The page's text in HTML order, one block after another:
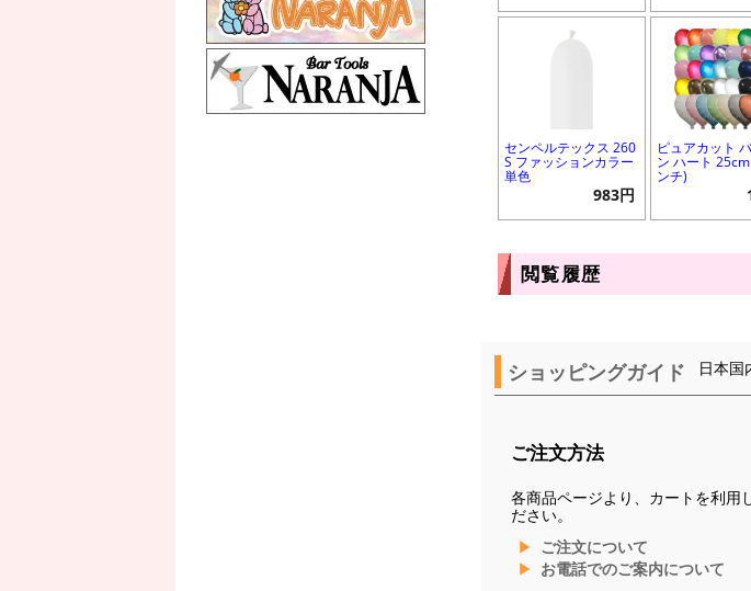
センペルテックス 260
S ファッションカラー
単色
983円
ピュアカット
ン ハート
ンチ)
閲覧履歴
ショッピングガイド 日本国
ご注文方法
各商品ページより、カートを利用
ださい。
ご注文について
お電話でのご案内について